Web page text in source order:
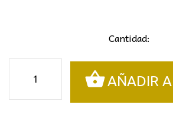
Cantidad:
BLANCO/MADERA
AÑADIR